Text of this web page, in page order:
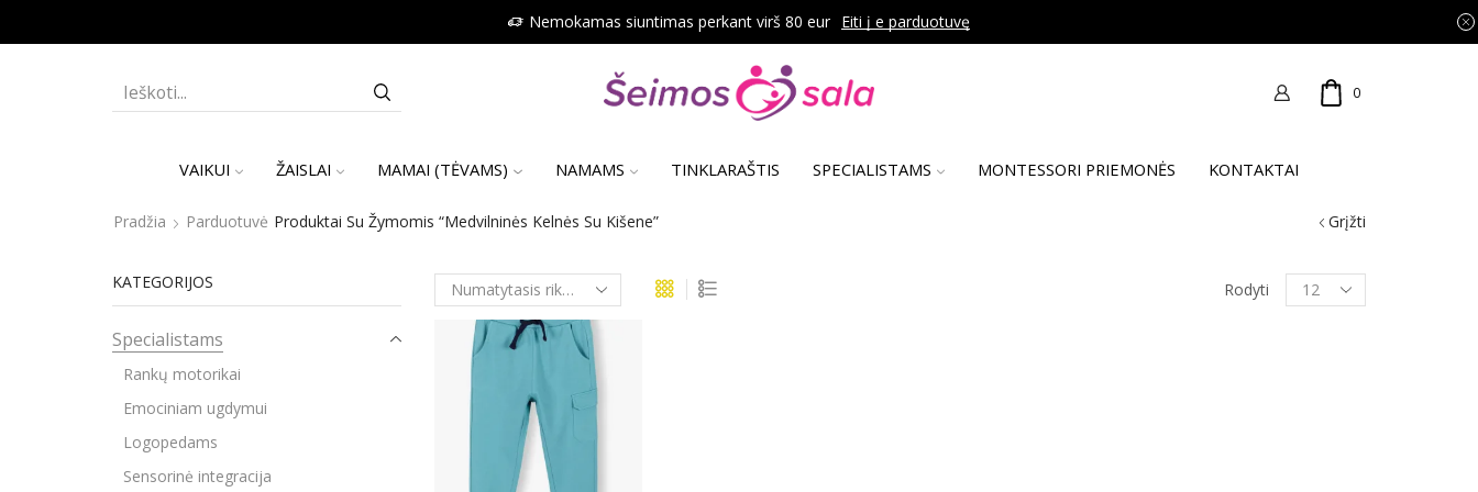
Nemokamas siuntimas perkant virš 80 eur Eiti į e parduotuvę
0
VAIKUI ŽAISLAI MAMAI (TĖVAMS) NAMAMS TINKLARAŠTIS SPECIALISTAMS MONTESSORI PRIEMONĖS KONTAKTAI
Pradžia Parduotuvė Produktai Su Žymomis “Medvilninės Kelnės Su Kišene” Grįžti
Rodyti
Products
per
KATEGORIJOS
Specialistams
Rankų motorikai
Emociniam ugdymui
Logopedams
Sensorinė integracija